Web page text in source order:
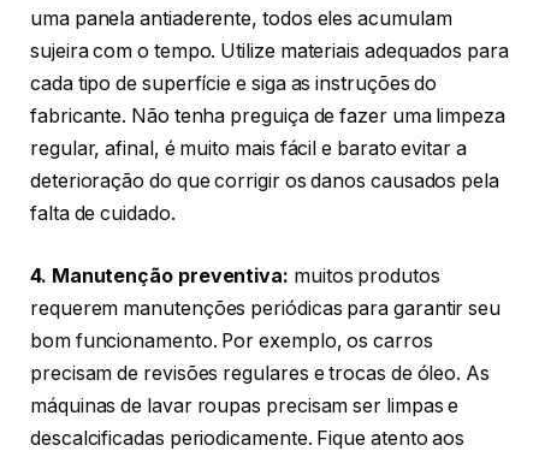
uma panela antiaderente, todos eles acumulam
sujeira com o tempo. Utilize materiais adequados para
cada tipo de superfície e siga as instruções do
fabricante. Não tenha preguiça de fazer uma limpeza
regular, afinal, é muito mais fácil e barato evitar a
deterioração do que corrigir os danos causados pela
falta de cuidado.
4. Manutenção preventiva: muitos produtos
requerem manutenções periódicas para garantir seu
bom funcionamento. Por exemplo, os carros
precisam de revisões regulares e trocas de óleo. As
máquinas de lavar roupas precisam ser limpas e
descalcificadas periodicamente. Fique atento aos